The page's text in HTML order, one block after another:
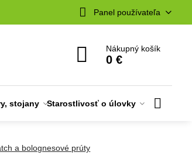
Panel používateľa
Nákupný košík
0 €
stojany Starostlivosť o úlovky
a bolognesové prúty